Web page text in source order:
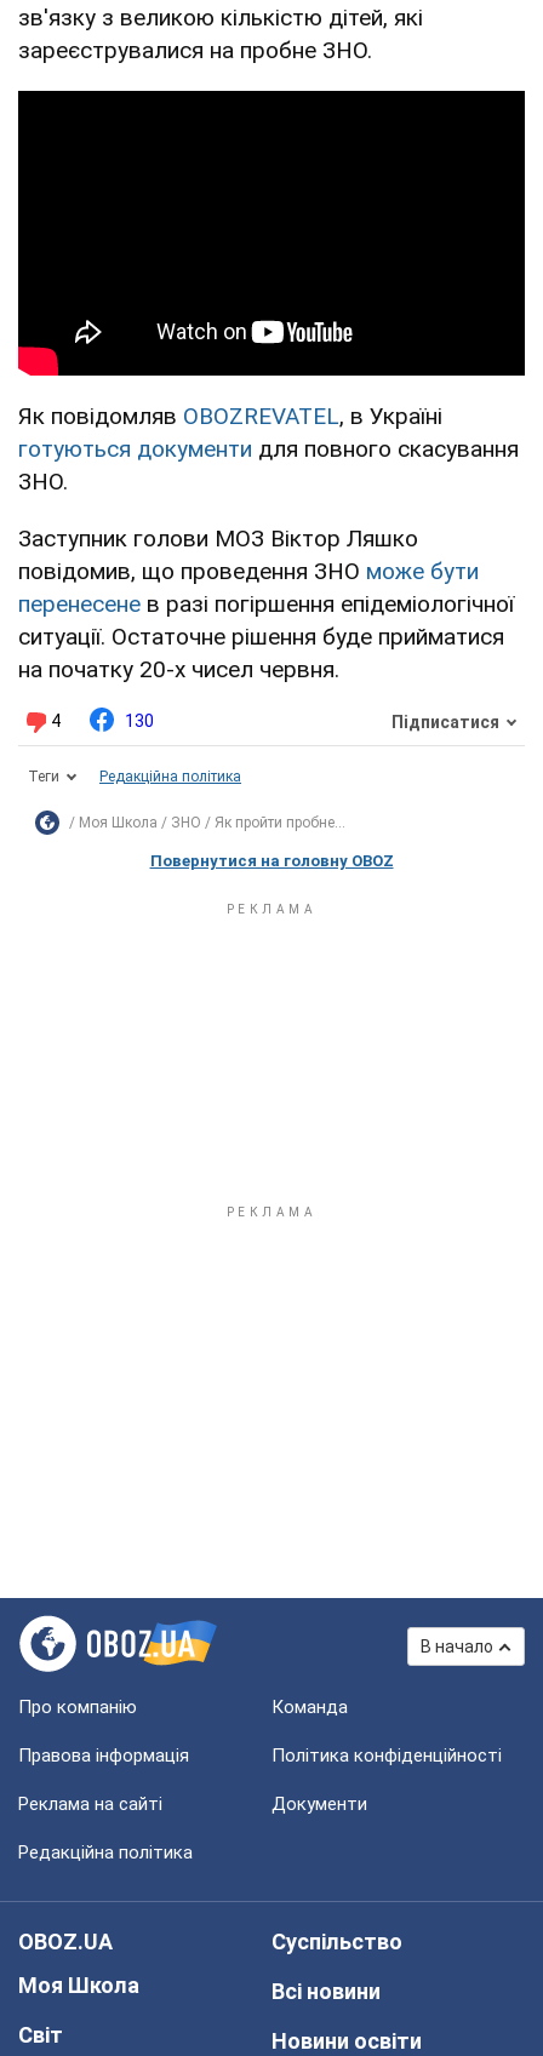
зв'язку з великою кількістю дітей, які
зареєструвалися на пробне ЗНО.
Як повідомляв OBOZREVATEL, в Україні
готуються документи для повного скасування
ЗНО.
Заступник голови МОЗ Віктор Ляшко
повідомив, що проведення ЗНО може бути
перенесене в разі погіршення епідеміологічної
ситуації. Остаточне рішення буде прийматися
на початку 20-х чисел червня.
4 130 Підписатися
Теги Редакційна політика
Моя Школа ЗНО Як пройти пробне...
Повернутися на головну OBOZ
В начало
Про компанію Команда
Правова інформація Політика конфіденційності
Реклама на сайті Документи
Редакційна політика
OBOZ.UA
Моя Школа
Світ
Суспільство
Всі новини
Новини освіти